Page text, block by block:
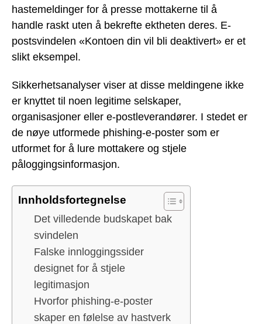
hastemeldinger for å presse mottakerne til å
handle raskt uten å bekrefte ektheten deres. E-
postsvindelen «Kontoen din vil bli deaktivert» er et
slikt eksempel.
Sikkerhetsanalyser viser at disse meldingene ikke
er knyttet til noen legitime selskaper,
organisasjoner eller e-postleverandører. I stedet er
de nøye utformede phishing-e-poster som er
utformet for å lure mottakere og stjele
påloggingsinformasjon.
Innholdsfortegnelse
Det villedende budskapet bak
svindelen
Falske innloggingssider
designet for å stjele
legitimasjon
Hvorfor phishing-e-poster
skaper en følelse av hastverk